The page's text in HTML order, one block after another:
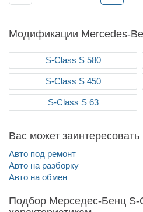
Модификации Mercedes-
S-Class S 580
S-Class S 450
S-Class S 63
Вас может заинтересовать
Авто под ремонт
Авто на разборку
Авто на обмен
Подбор Мерседес-Бенц S-